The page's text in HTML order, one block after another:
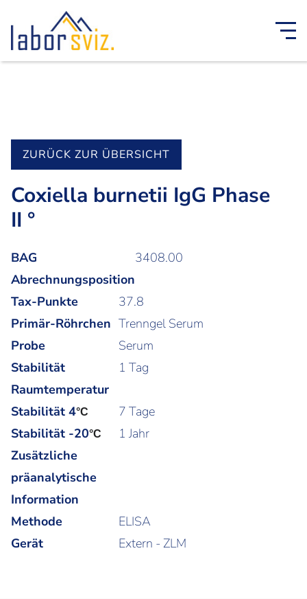
ZURÜCK ZUR ÜBERSICHT
Coxiella burnetii IgG Phase
II °
BAG
Abrechnungsposition
3408.00
Tax-Punkte
37.8
Primär-Röhrchen Trenngel Serum
Probe
Serum
Stabilität
Raumtemperatur
1 Tag
Stabilität 4°C
7 Tage
Stabilität -20°C
1 Jahr
Zusätzliche
präanalytische
Information
Methode
ELISA
Gerät
Extern - ZLM